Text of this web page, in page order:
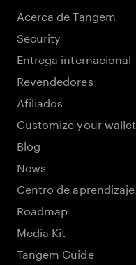
Acerca de Tangem
Security
Entrega internacional
Revendedores
Afiliados
Customize your wallet
Blog
News
Centro de aprendizaje
Roadmap
Media Kit
Tangem Guide